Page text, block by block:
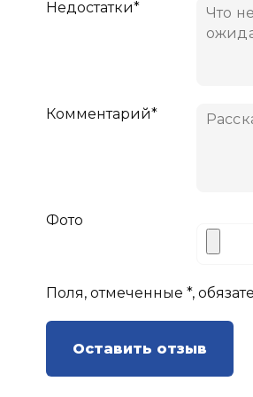
Недостатки*
Комментарий*
Фото
Поля, отмеченные *,
Оставить отзыв